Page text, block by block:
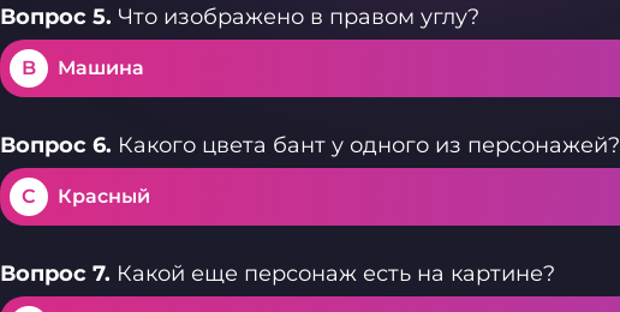
Вопрос 5. Что изображено в правом углу?
B Машина
Вопрос 6. Какого цвета бант у одного из персонажей?
C Красный
Вопрос 7. Какой еще персонаж есть на картине?